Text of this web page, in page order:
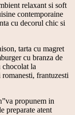
relaxant si soft
contemporaine
cu decorul chic si
tarta cu magret
cu branza de
chocolat la
frantuzesti
propunem in
preparate atent